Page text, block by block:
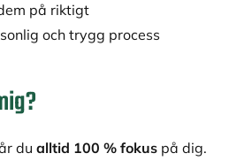
på riktigt
och trygg process
du alltid 100 % fokus på dig.